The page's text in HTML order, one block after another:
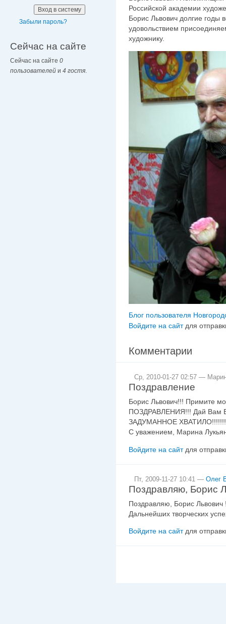
Забыли пароль?
Сейчас на сайте
Сейчас на сайте 0
пользователей и 4 гостя
Российской академии
Борис Львович долгие годы
удовольствием
художнику.
Блог пользователя
Войдите на сайтдля
Комментарии
Ср, 2010-01-27 02:57 —
Поздравление
Борис Львович!!! Примите
ПОЗДРАВЛЕНИЯ!!! Дай Вам
ЗАДУМАННОЕ
С уважением, Марина
Войдите на сайтдля
Пт, 2009-11-27 10:41 —Олег
Поздравляю, Борис
Поздравляю, Борис Львович
Дальнейших творческих
Войдите на сайтдля